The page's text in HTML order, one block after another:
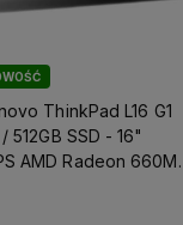
ThinkPad L16 G1
SSD - 16"
AMD Radeon 660M